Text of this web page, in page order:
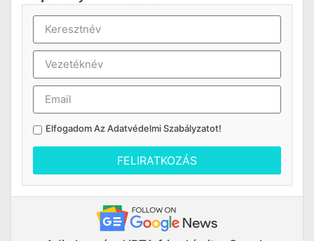
Elfogadom AzAdatvédelmi Szabályzatot!
FELIRATKOZÁS